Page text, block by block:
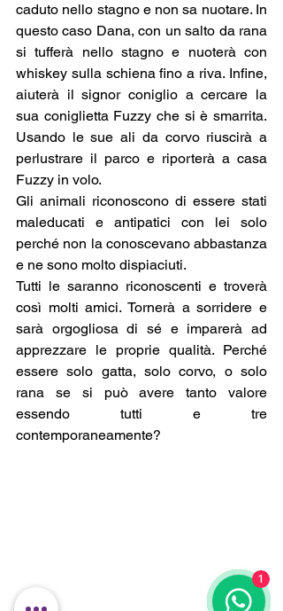
caduto nello stagno e non sa nuotare. In
questo caso Dana, con un salto da rana
si tufferà nello stagno e nuoterà con
whiskey sulla schiena fino a riva. Infine,
aiuterà il signor coniglio a cercare la
sua coniglietta Fuzzy che si è smarrita.
Usando le sue ali da corvo riuscirà a
perlustrare il parco e riporterà a casa
Fuzzy in volo.
Gli animali riconoscono di essere stati
maleducati e antipatici con lei solo
perché non la conoscevano abbastanza
e ne sono molto dispiaciuti.
Tutti le saranno riconoscenti e troverà
così molti amici. Tornerà a sorridere e
sarà orgogliosa di sé e imparerà ad
apprezzare le proprie qualità. Perché
essere solo gatta, solo corvo, o solo
rana se si può avere tanto valore
essendo tutti e tre
contemporaneamente?
1